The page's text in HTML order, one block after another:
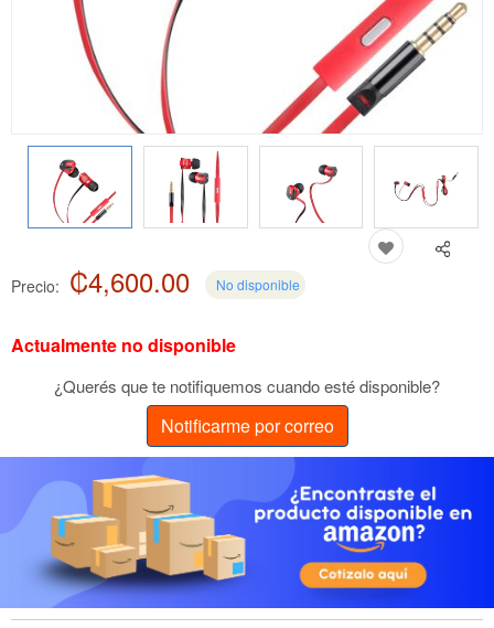
Precio: ₡4,600.00 No disponible
Actualmente no disponible
¿Querés que te notifiquemos cuando esté disponible?
Notificarme por correo